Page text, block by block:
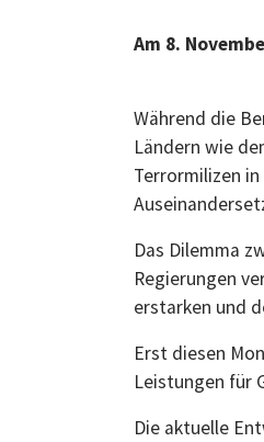
Am 8.
Während die
Ländern wie
Terrormilizen
Das Dilemma
Regierungen
erstarken und
Erst diesen
Leistungen für
Die aktuelle